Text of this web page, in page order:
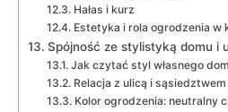
Hałas i kurz
Estetyka i rola ogrodzenia w
Spójność ze stylistyką domu i
Jak czytać styl własnego
Relacja z ulicą i sąsiedztwem
Kolor ogrodzenia: neutralny